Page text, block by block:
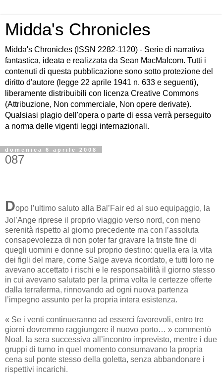
Midda's Chronicles
Midda's Chronicles (ISSN 2282-1120) - Serie di narrativa
fantastica, ideata e realizzata da Sean MacMalcom. Tutti i
contenuti di questa pubblicazione sono sotto protezione del
diritto d'autore (legge 22 aprile 1941 n. 633 e seguenti),
liberamente distribuibili con licenza Creative Commons
(Attribuzione, Non commerciale, Non opere derivate).
Qualsiasi plagio dell'opera o parte di essa verrà perseguito
a norma delle vigenti leggi internazionali.
domenica 6 aprile 2008
087
Dopo l’ultimo saluto alla Bal’Fair ed al suo equipaggio, la
Jol’Ange riprese il proprio viaggio verso nord, con meno
serenità rispetto al giorno precedente ma con l’assoluta
consapevolezza di non poter far gravare la triste fine di
quegli uomini e donne sul proprio destino: quella era la vita
dei figli del mare, come Salge aveva ricordato, e tutti loro ne
avevano accettato i rischi e le responsabilità il giorno stesso
in cui avevano salutato per la prima volta le certezze offerte
dalla terraferma, rinnovando ad ogni nuova partenza
l’impegno assunto per la propria intera esistenza.
« Se i venti continueranno ad esserci favorevoli, entro tre
giorni dovremmo raggiungere il nuovo porto… » commentò
Noal, la sera successiva all’incontro imprevisto, mentre i due
gruppi di turno in quel momento consumavano la propria
cena sul ponte stesso della goletta, senza abbandonare i
rispettivi incarichi.